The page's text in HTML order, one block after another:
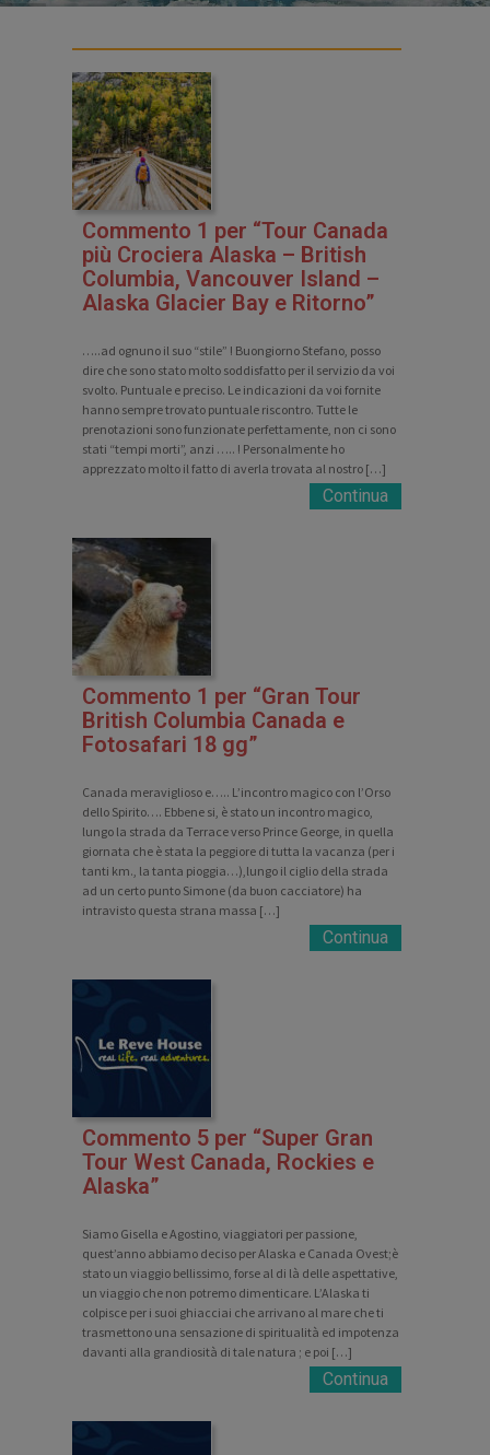
Commento 1 per “Tour Canada
più Crociera Alaska – British
Columbia, Vancouver Island –
Alaska Glacier Bay e Ritorno”
…..ad ognuno il suo “stile” ! Buongiorno Stefano, posso
dire che sono stato molto soddisfatto per il servizio da voi
svolto. Puntuale e preciso. Le indicazioni da voi fornite
hanno sempre trovato puntuale riscontro. Tutte le
prenotazioni sono funzionate perfettamente, non ci sono
stati “tempi morti”, anzi ….. ! Personalmente ho
apprezzato molto il fatto di averla trovata al nostro […]
Continua
Commento 1 per “Gran Tour
British Columbia Canada e
Fotosafari 18 gg”
Canada meraviglioso e….. L’incontro magico con l’Orso
dello Spirito…. Ebbene si, è stato un incontro magico,
lungo la strada da Terrace verso Prince George, in quella
giornata che è stata la peggiore di tutta la vacanza (per i
tanti km., la tanta pioggia…),lungo il ciglio della strada
ad un certo punto Simone (da buon cacciatore) ha
intravisto questa strana massa […]
Continua
Commento 5 per “Super Gran
Tour West Canada, Rockies e
Alaska”
Siamo Gisella e Agostino, viaggiatori per passione,
quest’anno abbiamo deciso per Alaska e Canada Ovest;è
stato un viaggio bellissimo, forse al di là delle aspettative,
un viaggio che non potremo dimenticare. L’Alaska ti
colpisce per i suoi ghiacciai che arrivano al mare che ti
trasmettono una sensazione di spiritualità ed impotenza
davanti alla grandiosità di tale natura ; e poi […]
Continua